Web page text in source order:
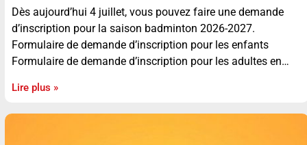
Dès aujourd’hui 4 juillet, vous pouvez faire une demande
d’inscription pour la saison badminton 2026-2027.
Formulaire de demande d’inscription pour les enfants
Formulaire de demande d’inscription pour les adultes en…
Lire plus »